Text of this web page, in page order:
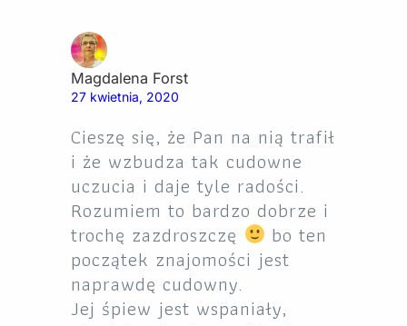
Magdalena Forst
27 kwietnia, 2020
Cieszę się, że Pan na nią trafił
i że wzbudza tak cudowne
uczucia i daje tyle radości.
Rozumiem to bardzo dobrze i
trochę zazdroszczę
bo ten
początek znajomości jest
naprawdę cudowny.
Jej śpiew jest wspaniały,